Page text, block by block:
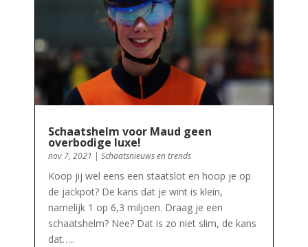
Schaatshelm voor Maud geen
overbodige luxe!
nov 7, 2021 | Schaatsnieuws en trends
Koop jij wel eens een staatslot en hoop je op
de jackpot? De kans dat je wint is klein,
namelijk 1 op 6,3 miljoen. Draag je een
schaatshelm? Nee? Dat is zo niet slim, de kans
dat…..